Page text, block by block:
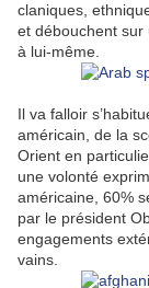
claniques,
et débouchent sur
à lui-même.
Il va falloir
américain, de la
Orient en
une volonté
américaine, 60%
par le président
engagements
vains.